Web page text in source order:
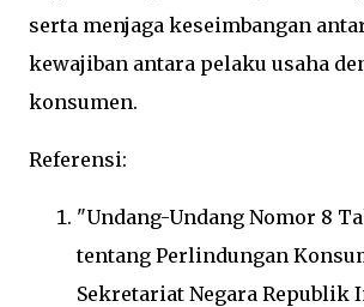
serta menjaga keseimbangan
kewajiban antara pelaku usaha
konsumen.
Referensi:
"Undang-Undang Nomor 8
tentang Perlindungan
Sekretariat Negara Republik